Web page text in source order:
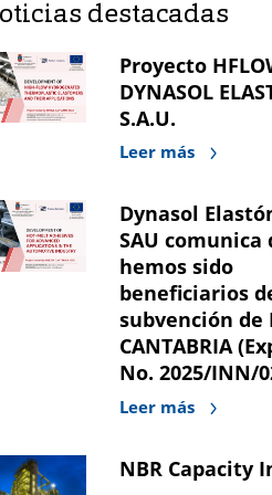
destacadas
Proyecto
DYNASOL
S.A.U.
Leer más
Dynasol
SAU comunica
hemos sido
beneficiarios
subvención de
CANTABRIA
No. 2025/INN/
Leer más
NBR Capacity